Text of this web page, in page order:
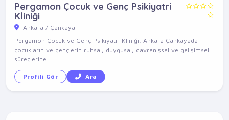
Pergamon Çocuk ve Genç Psikiyatri
Kliniği
Ankara / Çankaya
Pergamon Çocuk ve Genç Psikiyatri Kliniği, Ankara Çankayada
çocukların ve gençlerin ruhsal, duygusal, davranışsal ve gelişimsel
süreçlerine ...
Profili Gör Ara